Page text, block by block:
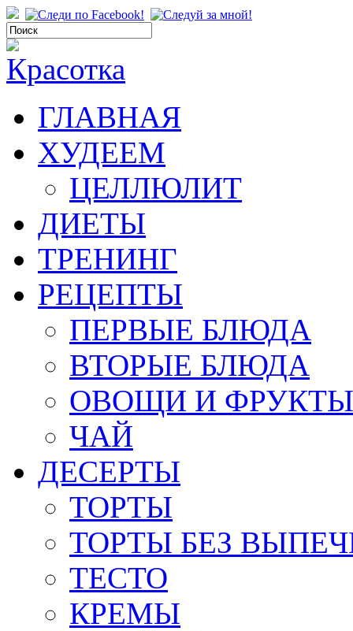
ГЛАВНАЯ
ХУДЕЕМ
ЦЕЛЛЮЛИТ
ДИЕТЫ
ТРЕНИНГ
РЕЦЕПТЫ
ПЕРВЫЕ БЛЮДА
ВТОРЫЕ БЛЮДА
ОВОЩИ И ФРУКТЫ
ЧАЙ
ДЕСЕРТЫ
ТОРТЫ
ТОРТЫ БЕЗ
ТЕСТО
КРЕМЫ